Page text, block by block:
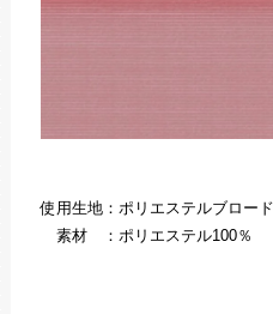
使用生地：ポリエステルブロー
素材 ：ポリエステル100％